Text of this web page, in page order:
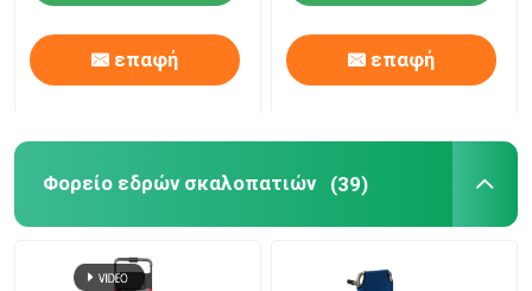
επαφή επαφή
Φορείο εδρών σκαλοπατιών (39)